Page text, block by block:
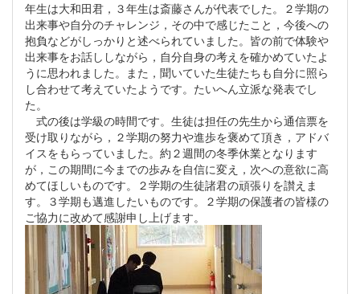
年生は大和田君，３年生は斎藤さんが代表でした。２学期の
出来事や自分のチャレンジ，その中で感じたこと，今後への
抱負などがしっかりと述べられていました。皆の前で体験や
出来事をお話ししながら，自分自身の考えを確かめていたよ
うに思われました。また，聞いていた生徒たちも自分に照ら
し合わせて考えていたようです。たいへん立派な発表でし
た。
式の後は学級の時間です。生徒は担任の先生から通信票を
受け取りながら，２学期の努力や進歩を褒めて頂き，アドバ
イスをもらっていました。約２週間の冬季休業となります
が，この期間に今までの歩みを自信に変え，次への意欲に高
めてほしいものです。２学期の生徒諸君の頑張りを讃えま
す。３学期も邁進したいものです。２学期の保護者の皆様の
ご協力に改めて感謝申し上げます。